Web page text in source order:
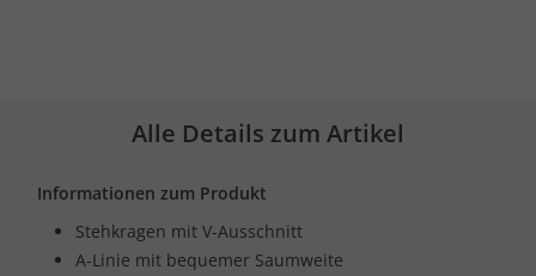
Alle Details zum Artikel
Informationen zum Produkt
Stehkragen mit V-Ausschnitt
A-Linie mit bequemer Saumweite